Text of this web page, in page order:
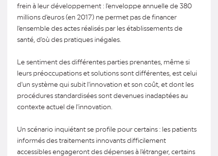
frein à leur développement : l'enveloppe annuelle de 380
millions d'euros (en 2017) ne permet pas de financer
l'ensemble des actes réalisés par les établissements de
santé, d'où des pratiques inégales.
Le sentiment des différentes parties prenantes, même si
leurs préoccupations et solutions sont différentes, est celui
d'un système qui subit l'innovation et son coût, et dont les
procédures standardisées sont devenues inadaptées au
contexte actuel de l'innovation.
Un scénario inquiétant se profile pour certains : les patients
informés des traitements innovants difficilement
accessibles engageront des dépenses à l'étranger, certains